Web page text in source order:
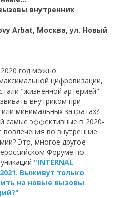
внутренних
Arbat, Москва, ул. Новый
год можно
цифровизации,
"жизненной артерией"
внутриком при
минимальных затратах?
самые эффективные в 2020-
вовлечения во внутренние
Это, многое другое
Форуме по
"INTERNAL
2021. Выживут только
на новые вызовы